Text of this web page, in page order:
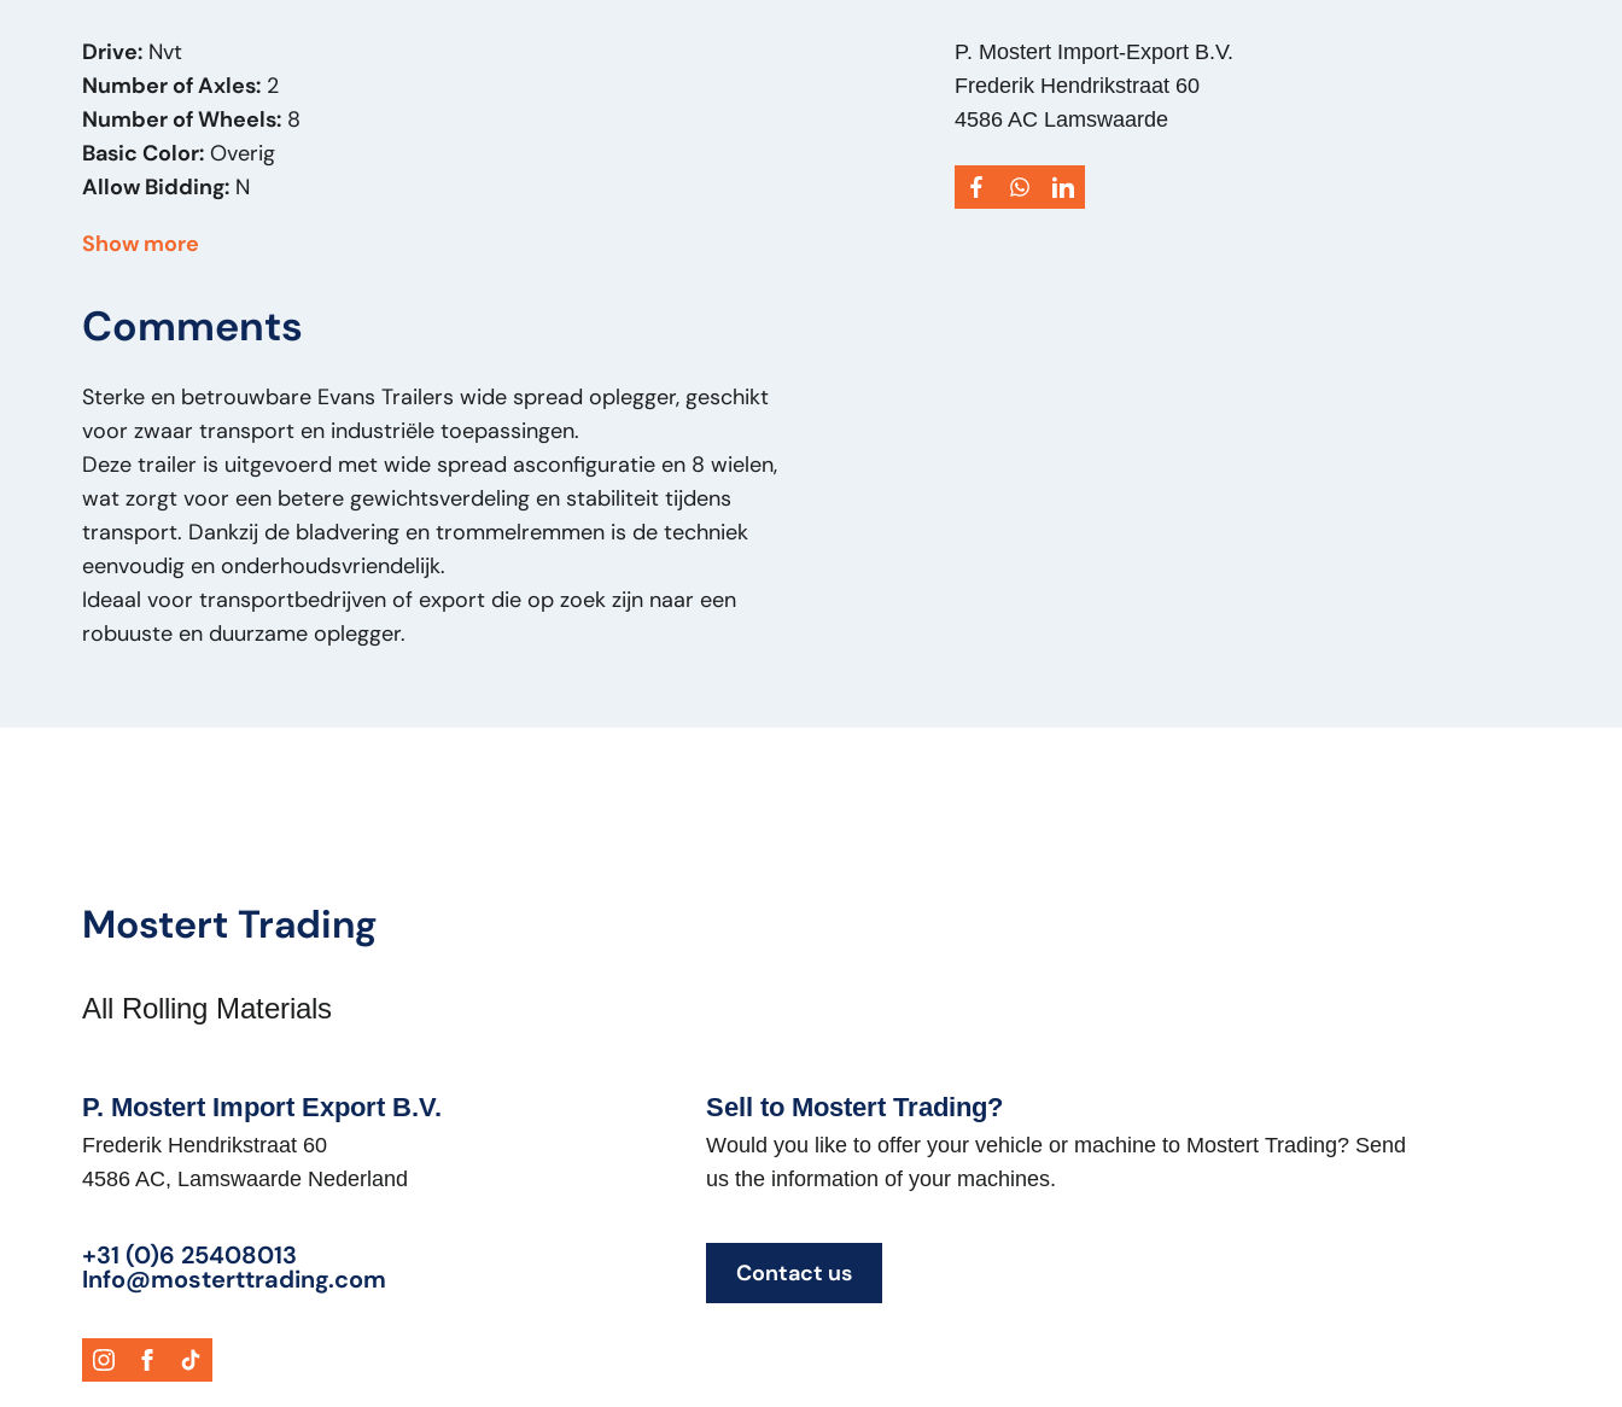
Drive: Nvt
Number of Axles: 2
Number of Wheels: 8
Basic Color: Overig
Allow Bidding: N
Fuel:Other
Date Part 1:19-02-2011
Length:16.000
Payload (kg):36364
Tread width:13
Brand:Evans Trailers
Original Model:Wide spread - 8 Tires - Drumbrakes - Steelspring
Price Type:VastePrijs
General Condition:Good
Optical Condition:Good
Vehicle Type:Oplegger
Show more
Comments
Sterke en betrouwbare Evans Trailers wide spread oplegger, geschikt
voor zwaar transport en industriële toepassingen.
Deze trailer is uitgevoerd met wide spread asconfiguratie en 8 wielen,
wat zorgt voor een betere gewichtsverdeling en stabiliteit tijdens
transport. Dankzij de bladvering en trommelremmen is de techniek
eenvoudig en onderhoudsvriendelijk.
Ideaal voor transportbedrijven of export die op zoek zijn naar een
robuuste en duurzame oplegger.
P. Mostert Import-Export B.V.
Frederik Hendrikstraat 60
4586 AC Lamswaarde
Mostert Trading
All Rolling Materials
P. Mostert Import Export B.V.
Frederik Hendrikstraat 60
4586 AC, Lamswaarde Nederland
+31 (0)6 25408013
Info@mosterttrading.com
Sell to Mostert Trading?
Would you like to offer your vehicle or machine to Mostert Trading? Send
us the information of your machines.
Contact us